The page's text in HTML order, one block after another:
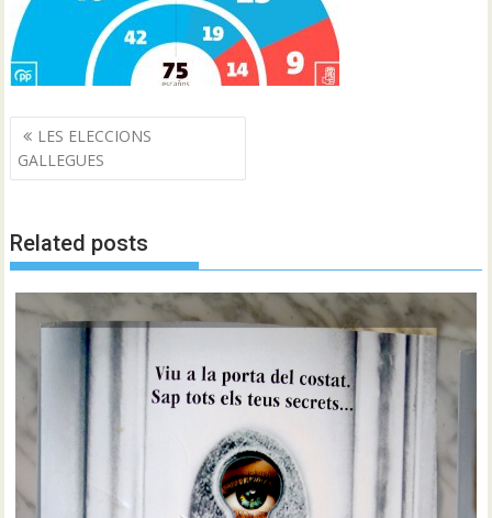
Navegació
d'entrades
LES ELECCIONS
GALLEGUES
Related posts